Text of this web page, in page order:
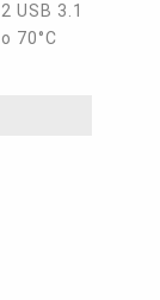
USB 3.1
70°C